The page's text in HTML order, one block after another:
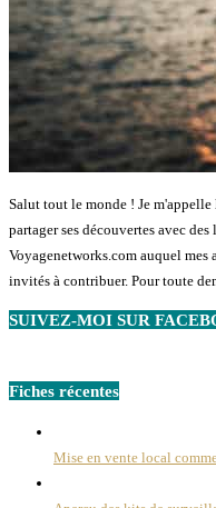
Salut tout le monde ! Je
partager ses découvertes avec
Voyagenetworks.com auquel mes
invités à contribuer. Pour toute
SUIVEZ-MOI SUR
Fiches récentes
Mise en vente local